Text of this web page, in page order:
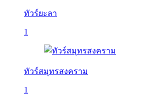
ทัวร์ยะลา
1
ทัวร์สมุทรสงคราม
1